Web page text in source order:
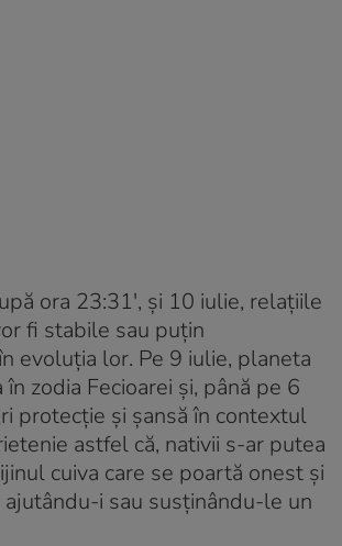
ora 23:31′, și 10 iulie, relațiile
fi stabile sau puțin
evoluția lor. Pe 9 iulie, planeta
zodia Fecioarei și, până pe 6
protecție și șansă în contextul
astfel că, nativii s-ar putea
cuiva care se poartă onest și
ajutându-i sau susținându-le un